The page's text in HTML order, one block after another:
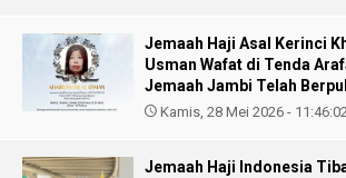
Jemaah Haji Asal Kerinci
Usman Wafat di Tenda
Jemaah Jambi Telah
Kamis, 28 Mei 2026 -
Jemaah Haji Indonesia